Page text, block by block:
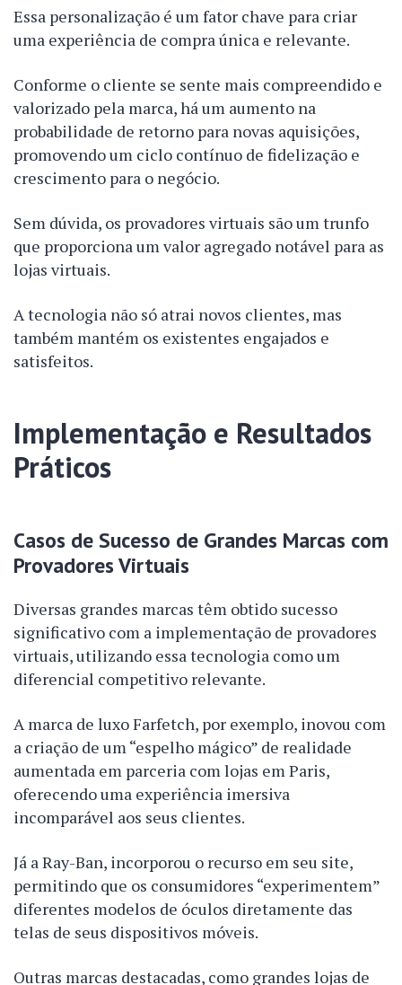
Essa personalização é um fator chave para criar
uma experiência de compra única e relevante.
Conforme o cliente se sente mais compreendido e
valorizado pela marca, há um aumento na
probabilidade de retorno para novas aquisições,
promovendo um ciclo contínuo de fidelização e
crescimento para o negócio.
Sem dúvida, os provadores virtuais são um trunfo
que proporciona um valor agregado notável para as
lojas virtuais.
A tecnologia não só atrai novos clientes, mas
também mantém os existentes engajados e
satisfeitos.
Implementação e Resultados
Práticos
Casos de Sucesso de Grandes Marcas com
Provadores Virtuais
Diversas grandes marcas têm obtido sucesso
significativo com a implementação de provadores
virtuais, utilizando essa tecnologia como um
diferencial competitivo relevante.
A marca de luxo Farfetch, por exemplo, inovou com
a criação de um “espelho mágico” de realidade
aumentada em parceria com lojas em Paris,
oferecendo uma experiência imersiva
incomparável aos seus clientes.
Já a Ray-Ban, incorporou o recurso em seu site,
permitindo que os consumidores “experimentem”
diferentes modelos de óculos diretamente das
telas de seus dispositivos móveis.
Outras marcas destacadas, como grandes lojas de